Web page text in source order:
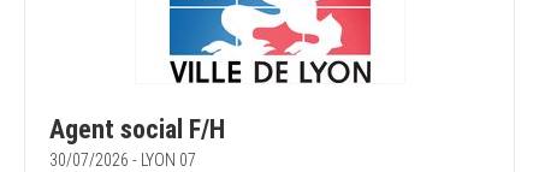
Agent social F/H
30/07/2026 - LYON 07